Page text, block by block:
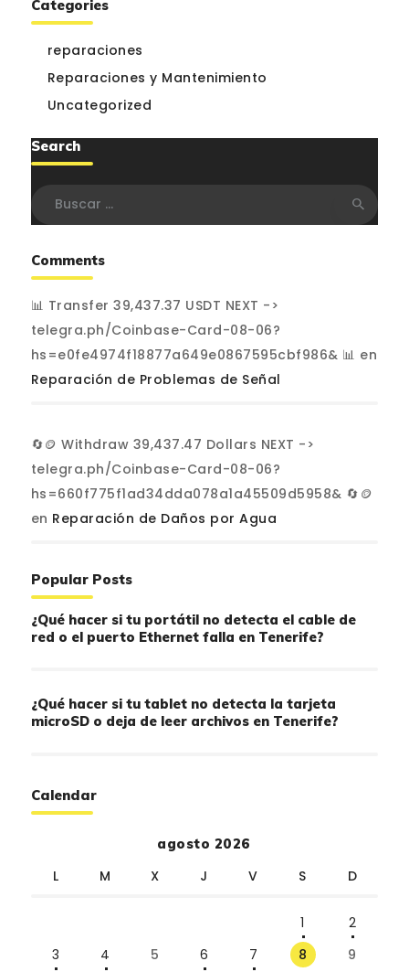
Categories
reparaciones
Reparaciones y Mantenimiento
Uncategorized
Search
Comments
📊 Transfer 39,437.37 USDT NEXT ->
telegra.ph/Coinbase-Card-08-06?
hs=e0fe4974f18877a649e0867595cbf986& 📊 en
Reparación de Problemas de Señal
🔄🪙 Withdraw 39,437.47 Dollars NEXT ->
telegra.ph/Coinbase-Card-08-06?
hs=660f775f1ad34dda078a1a45509d5958& 🔄🪙
en Reparación de Daños por Agua
Popular Posts
¿Qué hacer si tu portátil no detecta el cable de
red o el puerto Ethernet falla en Tenerife?
¿Qué hacer si tu tablet no detecta la tarjeta
microSD o deja de leer archivos en Tenerife?
Calendar
agosto 2026
L M X J V S D
1
2
3
4 5 6 7 8
9